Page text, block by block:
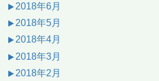
2018年6月
2018年5月
2018年4月
2018年3月
2018年2月